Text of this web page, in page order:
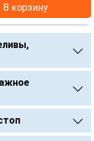
В корзину